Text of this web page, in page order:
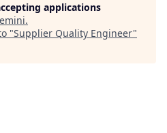
applications
.
"Supplier Quality Engineer"